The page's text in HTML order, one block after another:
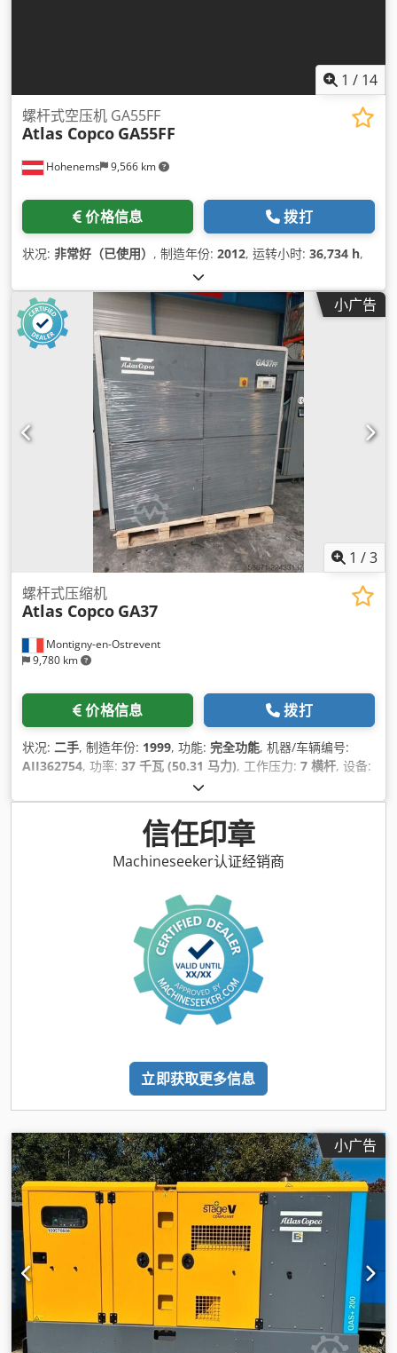
1 / 14
Hohenems 9,566 km
螺杆式空压机 GA55FF
Atlas Copco GA55FF
价格信息 拨打
状况: 非常好（已使用） , 制造年份: 2012, 运转小时: 36,734 h,
小广告
1 /3
Montigny-en-Ostrevent
9,780 km
螺杆式压缩机
Atlas Copco GA37
价格信息 拨打
状况: 二手, 制造年份: 1999, 功能: 完全功能, 机器/车辆编号:
AII362754, 功率: 37 千瓦 (50.31 马力), 工作压力: 7 横杆, 设备:
压缩机, 压缩空气系统, 铭牌可用,
信任印章
Machineseeker认证经销商
立即获取更多信息
小广告